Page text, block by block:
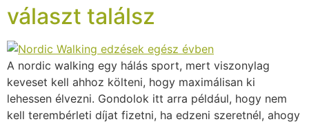
választ találsz
A nordic walking egy hálás sport, mert viszonylag
keveset kell ahhoz költeni, hogy maximálisan ki
lehessen élvezni. Gondolok itt arra például, hogy nem
kell terembérleti díjat fizetni, ha edzeni szeretnél, ahogy